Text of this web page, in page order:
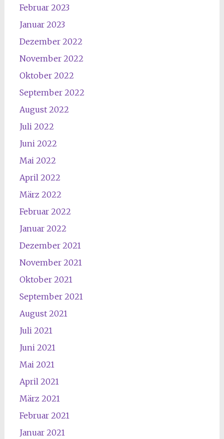
Februar 2023
Januar 2023
Dezember 2022
November 2022
Oktober 2022
September 2022
August 2022
Juli 2022
Juni 2022
Mai 2022
April 2022
März 2022
Februar 2022
Januar 2022
Dezember 2021
November 2021
Oktober 2021
September 2021
August 2021
Juli 2021
Juni 2021
Mai 2021
April 2021
März 2021
Februar 2021
Januar 2021